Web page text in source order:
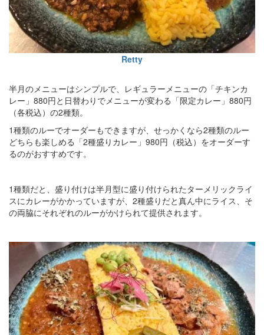
Retty
半月のメニューはシンプルで、レギュラーメニューの「チキンカ
レー」880円と日替わりでメニューが変わる「限定カレー」880円
（各税込）の2種類。
1種類のルーでオーダーもできますが、せっかくなら2種類のルー
どちらも楽しめる「2種盛りカレー」980円（税込）をオーダーす
るのがおすすめです。
1種類だと、盛り付けは半月型に盛り付けられたターメリックライ
スにカレーがかかっていますが、2種盛りだと真ん中にライス、そ
の両脇にそれぞれのルーがかけられて提供されます。